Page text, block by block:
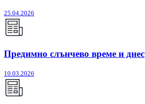
25.04.2026
Предимно слънчево време и днес
10.03.2026